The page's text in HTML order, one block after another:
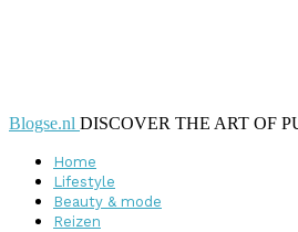
Blogse.nl DISCOVER THE ART OF
Home
Lifestyle
Beauty & mode
Reizen